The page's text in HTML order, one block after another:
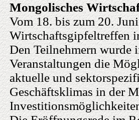
Mongolisches
Vom 18. bis zum 20.
Wirtschaftsgipfeltreffen
Den Teilnehmern wurde
Veranstaltungen die
aktuelle und
Geschäftsklimas in der